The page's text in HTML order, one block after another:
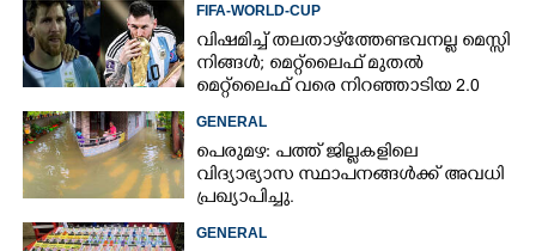
FIFA-WORLD-CUP
വിഷമിച്ച് തലതാഴ്‌ത്തേണ്ടവനല്ല മെസ്സി
നിങ്ങള്‍; മെറ്റ്‌ലൈഫ് മുതല്‍
മെറ്റ്‌ലൈഫ് വരെ നിറഞ്ഞാടിയ 2.0
GENERAL
പെരുമഴ: പത്ത് ജില്ലകളിലെ
വിദ്യാഭ്യാസ സ്ഥാപനങ്ങൾക്ക് അവധി
പ്രഖ്യാപിച്ചു.
GENERAL
Share this link
Copy Link